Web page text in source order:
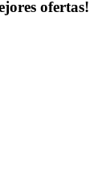
ofertas!